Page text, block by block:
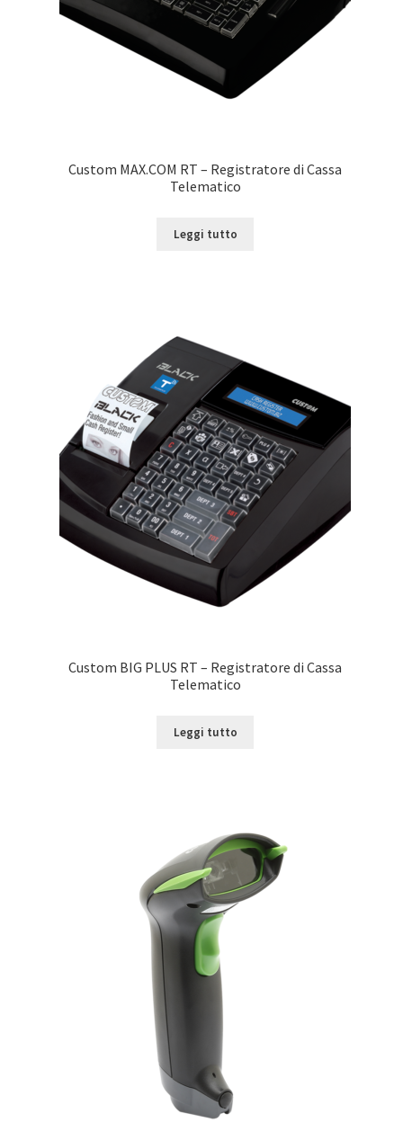
Custom MAX.COM RT – Registratore di Cassa
Telematico
Leggi tutto
Custom BIG PLUS RT – Registratore di Cassa
Telematico
Leggi tutto